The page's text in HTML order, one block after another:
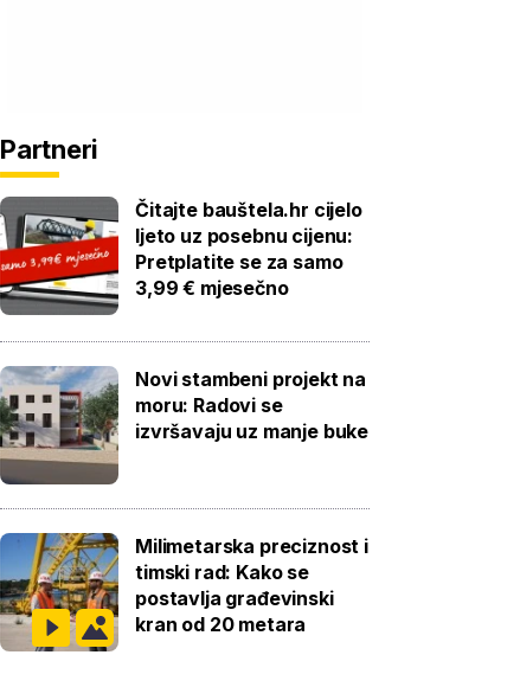
Partneri
Čitajte bauštela.hr cijelo
ljeto uz posebnu cijenu:
Pretplatite se za samo
3,99 € mjesečno
Novi stambeni projekt na
moru: Radovi se
izvršavaju uz manje buke
Milimetarska preciznost i
timski rad: Kako se
postavlja građevinski
kran od 20 metara